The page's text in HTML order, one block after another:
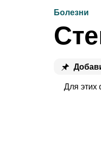
Болезни
Для этих